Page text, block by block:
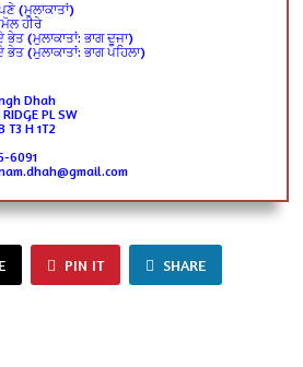
(ਮੁਲਾਕਾਤਾਂ)
ਹੀਰੇ
ਭੇਤ (ਮੁਲਾਕਾਤਾਂ: ਭਾਗ ਦੂਜਾ)
ਭੇਤ (ਮੁਲਾਕਾਤਾਂ: ਭਾਗ ਪਹਿਲਾ)
Dhah
PL SW
T3 H 1T2
6091
PIN IT SHARE